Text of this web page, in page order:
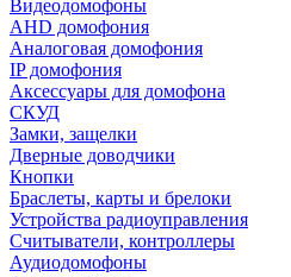
Видеодомофоны
AHD домофония
Аналоговая домофония
IP домофония
Аксессуары для домофона
СКУД
Замки, защелки
Дверные доводчики
Кнопки
Браслеты, карты и брелоки
Устройства радиоуправления
Считыватели, контроллеры
Аудиодомофоны